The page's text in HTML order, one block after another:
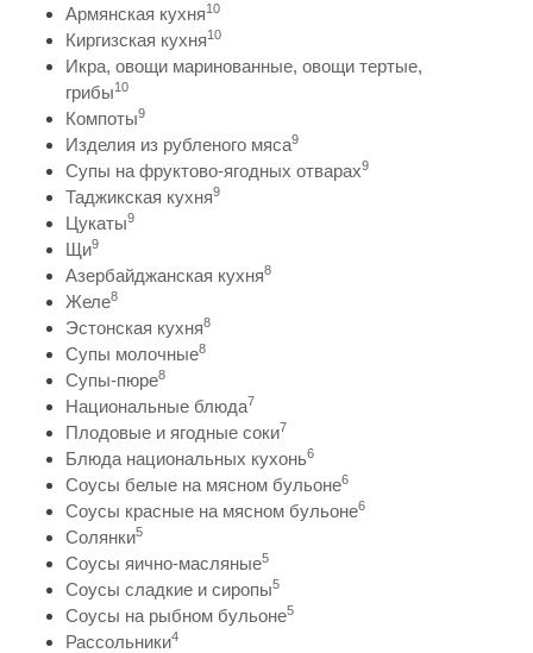
Армянская кухня10
Киргизская кухня10
Икра, овощи маринованные, овощи тертые,
грибы10
Компоты9
Изделия из рубленого мяса9
Супы на фруктово-ягодных отварах9
Таджикская кухня9
Цукаты9
Щи9
Азербайджанская кухня8
Желе8
Эстонская кухня8
Супы молочные8
Супы-пюре8
Национальные блюда7
Плодовые и ягодные соки7
Блюда национальных кухонь6
Соусы белые на мясном бульоне6
Соусы красные на мясном бульоне6
Солянки5
Соусы яично-масляные5
Соусы сладкие и сиропы5
Соусы на рыбном бульоне5
Рассольники4